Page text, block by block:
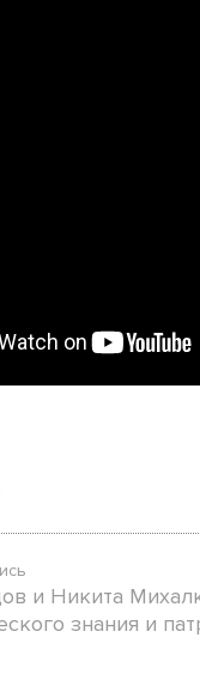
и Никита
знания и